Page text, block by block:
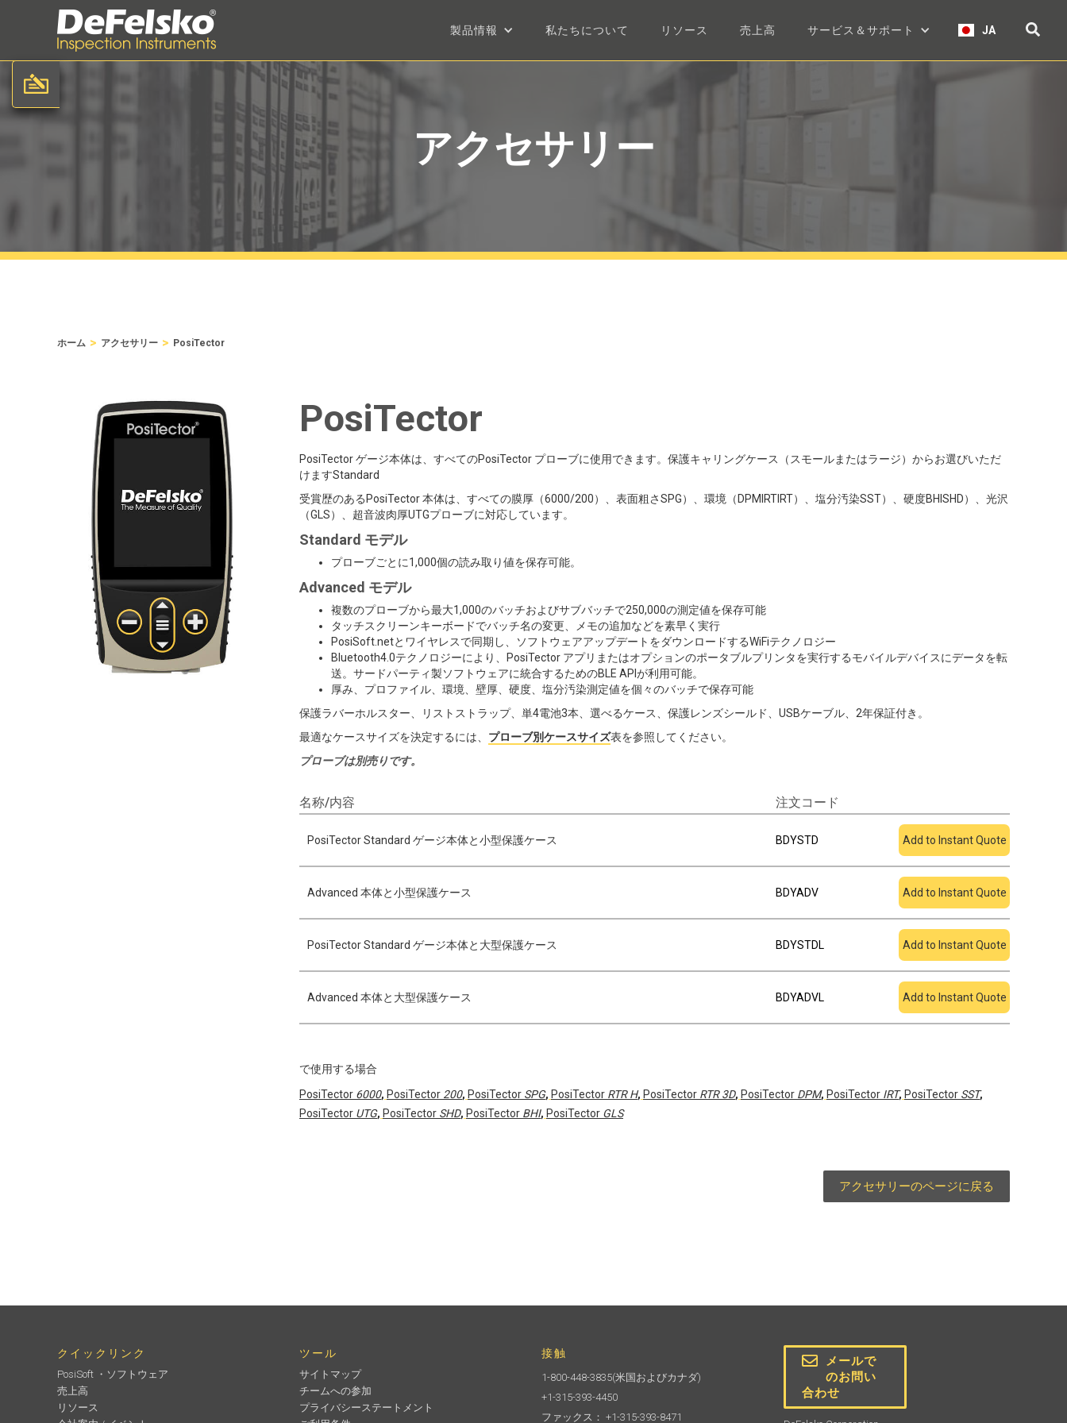
製品情報 私たちについて リソース 売上高 サービス＆サポート JA
アクセサリー
ホーム > アクセサリー > PosiTector
PosiTector
PosiTector ゲージ本体は、すべてのPosiTector プローブに使用できます。保護キャリングケース（スモールまたはラージ）からお選びいただ
けますStandard
受賞歴のあるPosiTector 本体は、すべての膜厚（6000/200）、表面粗さSPG）、環境（DPMIRTIRT）、塩分汚染SST）、硬度BHISHD）、光沢
（GLS）、超音波肉厚UTGプローブに対応しています。
Standard モデル
プローブごとに1,000個の読み取り値を保存可能。
Advanced モデル
複数のプローブから最大1,000のバッチおよびサブバッチで250,000の測定値を保存可能
タッチスクリーンキーボードでバッチ名の変更、メモの追加などを素早く実行
PosiSoft.netとワイヤレスで同期し、ソフトウェアアップデートをダウンロードするWiFiテクノロジー
Bluetooth4.0テクノロジーにより、PosiTector アプリまたはオプションのポータブルプリンタを実行するモバイルデバイスにデータを転
送。サードパーティ製ソフトウェアに統合するためのBLE APIが利用可能。
厚み、プロファイル、環境、壁厚、硬度、塩分汚染測定値を個々のバッチで保存可能
保護ラバーホルスター、リストストラップ、単4電池3本、選べるケース、保護レンズシールド、USBケーブル、2年保証付き。
最適なケースサイズを決定するには、 プローブ別ケースサイズ表を参照してください。
プローブは別売りです。
名称/内容 注文コード
PosiTector Standard ゲージ本体と小型保護ケース BDYSTD Add to Instant Quote
Advanced 本体と小型保護ケース BDYADV Add to Instant Quote
PosiTector Standard ゲージ本体と大型保護ケース BDYSTDL Add to Instant Quote
Advanced 本体と大型保護ケース BDYADVL Add to Instant Quote
で使用する場合
PosiTector 6000, PosiTector 200, PosiTector SPG, PosiTector RTR H, PosiTector RTR 3D, PosiTector DPM, PosiTector IRT, PosiTector SST,
PosiTector UTG, PosiTector SHD, PosiTector BHI, PosiTector GLS
アクセサリーのページに戻る
クイックリンク
PosiSoft ・ソフトウェア
売上高
リソース
ツール
サイトマップ
チームへの参加
プライバシーステートメント
接触
1-800-448-3835(米国およびカナダ)
+1-315-393-4450
ファックス： +1-315-393-8471
メールで
のお問い
合わせ